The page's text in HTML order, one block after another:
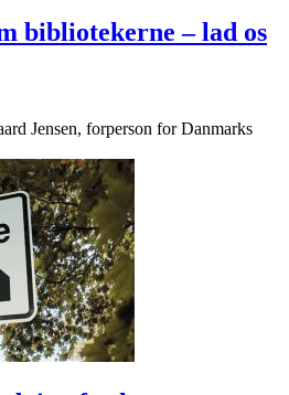
bibliotekerne – lad os
Jensen, forperson for Danmarks